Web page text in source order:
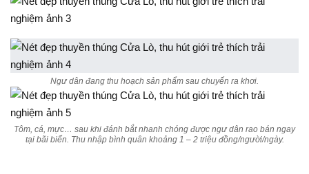
Ngư dân đang thu hoạch sản phẩm sau chuyến ra khơi.
Tôm, cá, mực… sau khi đánh bắt nhanh chóng được ngư dân rao bán ngay
tại bãi biển. Thu nhập bình quân khoảng 1 – 2 triệu đồng/người/ngày.